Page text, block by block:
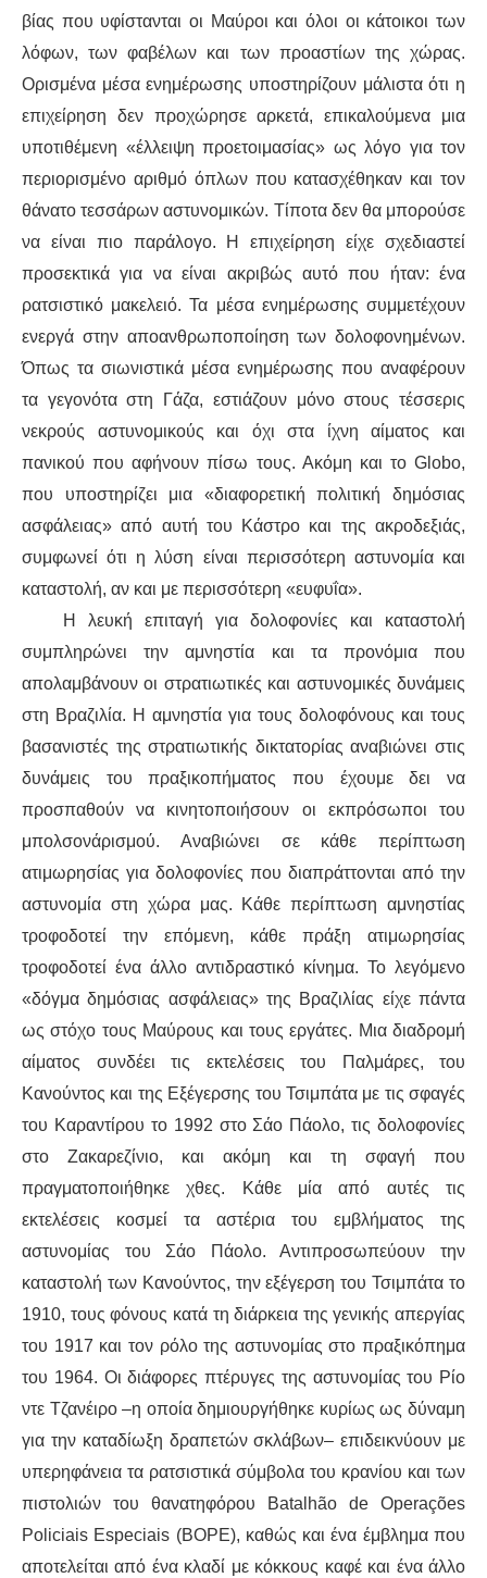
βίας που υφίστανται οι Μαύροι και όλοι οι κάτοικοι των
λόφων, των φαβέλων και των προαστίων της χώρας.
Ορισμένα μέσα ενημέρωσης υποστηρίζουν μάλιστα ότι η
επιχείρηση δεν προχώρησε αρκετά, επικαλούμενα μια
υποτιθέμενη «έλλειψη προετοιμασίας» ως λόγο για τον
περιορισμένο αριθμό όπλων που κατασχέθηκαν και τον
θάνατο τεσσάρων αστυνομικών. Τίποτα δεν θα μπορούσε
να είναι πιο παράλογο. Η επιχείρηση είχε σχεδιαστεί
προσεκτικά για να είναι ακριβώς αυτό που ήταν: ένα
ρατσιστικό μακελειό. Τα μέσα ενημέρωσης συμμετέχουν
ενεργά στην αποανθρωποποίηση των δολοφονημένων.
Όπως τα σιωνιστικά μέσα ενημέρωσης που αναφέρουν
τα γεγονότα στη Γάζα, εστιάζουν μόνο στους τέσσερις
νεκρούς αστυνομικούς και όχι στα ίχνη αίματος και
πανικού που αφήνουν πίσω τους. Ακόμη και το Globo,
που υποστηρίζει μια «διαφορετική πολιτική δημόσιας
ασφάλειας» από αυτή του Κάστρο και της ακροδεξιάς,
συμφωνεί ότι η λύση είναι περισσότερη αστυνομία και
καταστολή, αν και με περισσότερη «ευφυΐα».
Η λευκή επιταγή για δολοφονίες και καταστολή
συμπληρώνει την αμνηστία και τα προνόμια που
απολαμβάνουν οι στρατιωτικές και αστυνομικές δυνάμεις
στη Βραζιλία. Η αμνηστία για τους δολοφόνους και τους
βασανιστές της στρατιωτικής δικτατορίας αναβιώνει στις
δυνάμεις του πραξικοπήματος που έχουμε δει να
προσπαθούν να κινητοποιήσουν οι εκπρόσωποι του
μπολσονάρισμού. Αναβιώνει σε κάθε περίπτωση
ατιμωρησίας για δολοφονίες που διαπράττονται από την
αστυνομία στη χώρα μας. Κάθε περίπτωση αμνηστίας
τροφοδοτεί την επόμενη, κάθε πράξη ατιμωρησίας
τροφοδοτεί ένα άλλο αντιδραστικό κίνημα. Το λεγόμενο
«δόγμα δημόσιας ασφάλειας» της Βραζιλίας είχε πάντα
ως στόχο τους Μαύρους και τους εργάτες. Μια διαδρομή
αίματος συνδέει τις εκτελέσεις του Παλμάρες, του
Κανούντος και της Εξέγερσης του Τσιμπάτα με τις σφαγές
του Καραντίρου το 1992 στο Σάο Πάολο, τις δολοφονίες
στο Ζακαρεζίνιο, και ακόμη και τη σφαγή που
πραγματοποιήθηκε χθες. Κάθε μία από αυτές τις
εκτελέσεις κοσμεί τα αστέρια του εμβλήματος της
αστυνομίας του Σάο Πάολο. Αντιπροσωπεύουν την
καταστολή των Κανούντος, την εξέγερση του Τσιμπάτα το
1910, τους φόνους κατά τη διάρκεια της γενικής απεργίας
του 1917 και τον ρόλο της αστυνομίας στο πραξικόπημα
του 1964. Οι διάφορες πτέρυγες της αστυνομίας του Ρίο
ντε Τζανέιρο –η οποία δημιουργήθηκε κυρίως ως δύναμη
για την καταδίωξη δραπετών σκλάβων– επιδεικνύουν με
υπερηφάνεια τα ρατσιστικά σύμβολα του κρανίου και των
πιστολιών του θανατηφόρου Batalhão de Operações
Policiais Especiais (BOPE), καθώς και ένα έμβλημα που
αποτελείται από ένα κλαδί με κόκκους καφέ και ένα άλλο